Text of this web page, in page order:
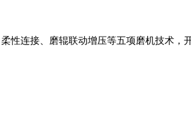
性连接、磨辊联动增压等五项磨机技术，